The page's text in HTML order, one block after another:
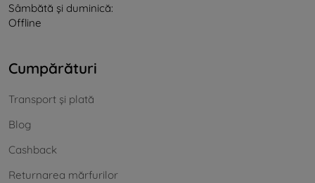
Sâmbătă și duminică:
Offline
Cumpărături
Transport și plată
Blog
Cashback
Returnarea mărfurilor